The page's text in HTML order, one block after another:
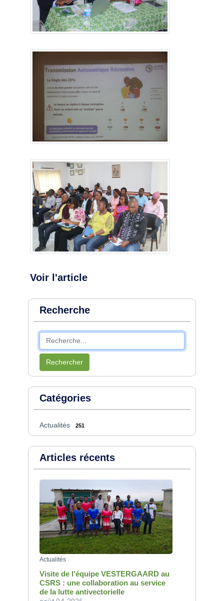
Voir l'article
Recherche
Rechercher
Catégories
Actualités 251
Articles récents
Actualités
Visite de l'équipe VESTERGAARD au
CSRS : une collaboration au service
de la lutte antivectorielle